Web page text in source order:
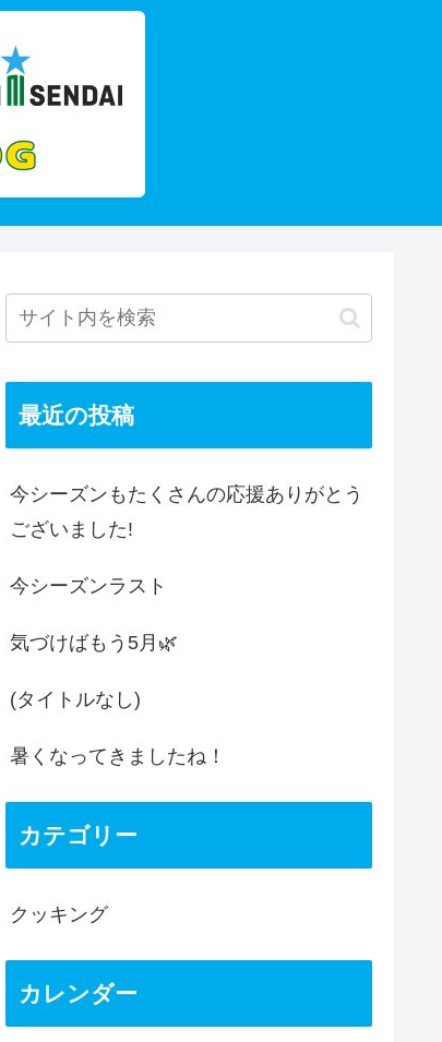
最近の投稿
今シーズンもたくさんの応援ありがとう
ございました!
今シーズンラスト
気づけばもう5月🌿
(タイトルなし)
暑くなってきましたね！
カテゴリー
クッキング
カレンダー